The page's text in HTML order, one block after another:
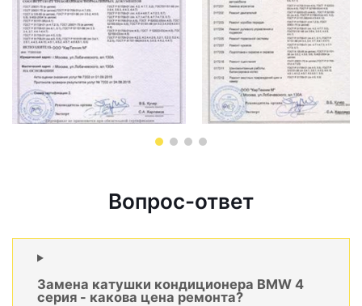
Вопрос-ответ
Замена катушки кондиционера BMW 4
серия - какова цена ремонта?